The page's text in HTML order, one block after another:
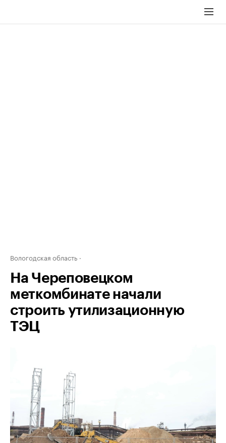
Вологодская область
На Череповецком
меткомбинате начали
строить утилизационную
ТЭЦ